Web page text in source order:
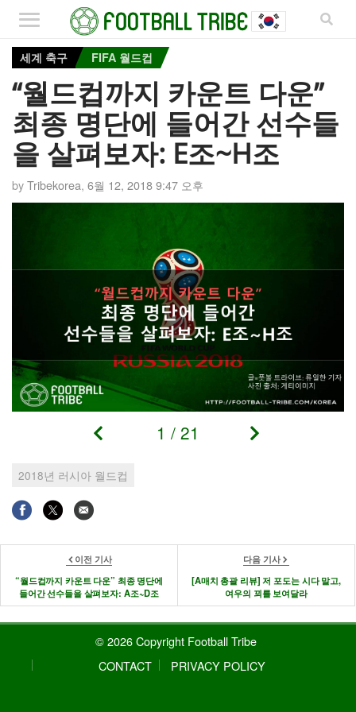
세계 축구 FIFA 월드컵
“월드컵까지 카운트 다운”
최종 명단에 들어간 선수들
을 살펴보자: E조~H조
byTribekorea, 6월 12, 2018 9:47 오후
1 / 21
2018년 러시아 월드컵
이전 기사
“월드컵까지 카운트 다운” 최종 명단에
들어간 선수들을 살펴보자: A조~D조
다음 기사
[A매치 총괄 리뷰] 저 포도는 시다 말고,
여우의 꾀를 보여달라
© 2026 Copyright Football Tribe
CONTACT
PRIVACY POLICY